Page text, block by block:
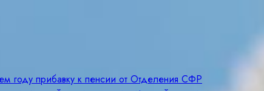
году прибавку к пенсии от Отделения СФР